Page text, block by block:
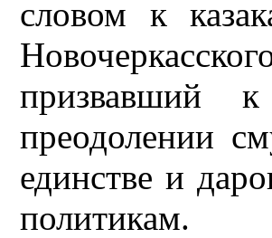
словом к
призвавший
преодолении
единстве и
политикам.